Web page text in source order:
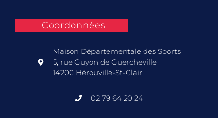
Coordonnées
Maison Départementale des Sports
5, rue Guyon de Guercheville
14200 Hérouville-St-Clair
02 79 64 20 24